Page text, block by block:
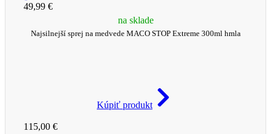
49,99 €
na sklade
Najsilnejší sprej na medvede MACO STOP Extreme 300ml hmla
Kúpiť produkt
115,00 €